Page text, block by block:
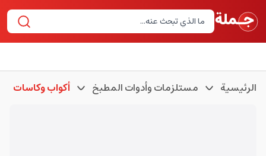
الرئيسية مستلزمات وأدوات المطبخ أكواب وكاسات